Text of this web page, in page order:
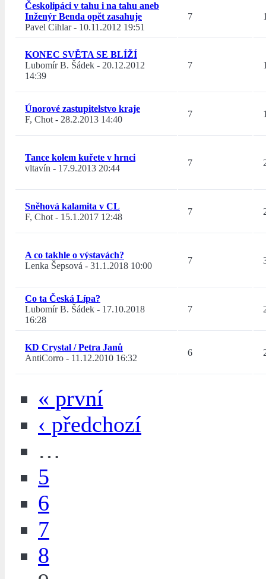
Českolipáci v tahu i na tahu aneb
Inženýr Benda opět zasahuje
Pavel Cihlar- 10.11.2012 19:51
7
KONEC SVĚTA SE BLÍŽÍ
Lubomír B. Šádek - 20.12.2012
14:39
7
Únorové zastupitelstvo kraje
F, Chot- 28.2.2013 14:40
7
Tance kolem kuřete v hrnci
vltavín - 17.9.2013 20:44
7
Sněhová kalamita v CL
F, Chot- 15.1.2017 12:48
7
A co takhle o výstavách?
Lenka Šepsová - 31.1.2018 10:00
7
Co ta Česká Lípa?
Lubomír B. Šádek - 17.10.2018
16:28
7
KD Crystal / Petra Janů
AntiCorro - 11.12.2010 16:32
6
« první
‹ předchozí
…
5
6
7
8